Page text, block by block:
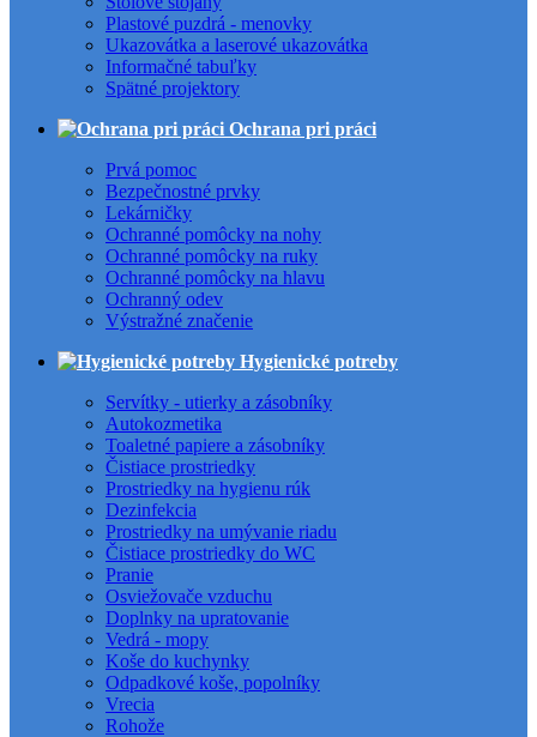
Plastové puzdrá - menovky
Ukazovátka a laserové ukazovátka
Informačné tabuľky
Spätné projektory
Ochrana pri práci
Prvá pomoc
Bezpečnostné prvky
Lekárničky
Ochranné pomôcky na nohy
Ochranné pomôcky na ruky
Ochranné pomôcky na hlavu
Ochranný odev
Výstražné značenie
Hygienické potreby
Servítky - utierky a zásobníky
Autokozmetika
Toaletné papiere a zásobníky
Čistiace prostriedky
Prostriedky na hygienu rúk
Dezinfekcia
Prostriedky na umývanie riadu
Čistiace prostriedky do WC
Pranie
Osviežovače vzduchu
Doplnky na upratovanie
Vedrá - mopy
Koše do kuchynky
Odpadkové koše, popolníky
Vrecia
Rohože